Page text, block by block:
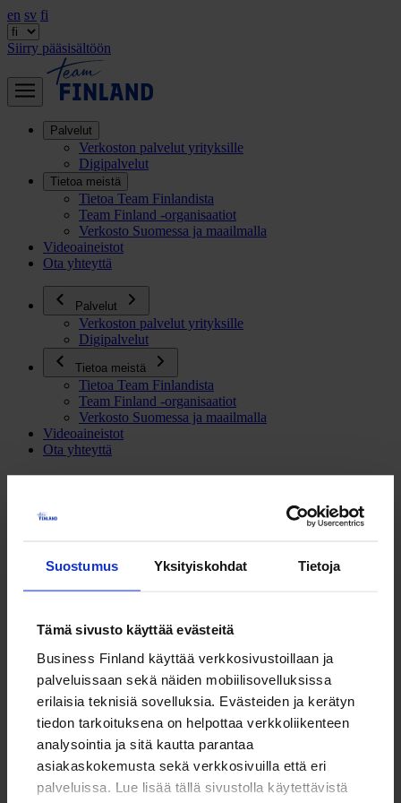
Suostumus Yksityiskohdat Tietoja
Tämä sivusto käyttää evästeitä
Business Finland käyttää verkkosivustoillaan ja
palveluissaan sekä näiden mobiilisovelluksissa
erilaisia teknisiä sovelluksia. Evästeiden ja kerätyn
tiedon tarkoituksena on helpottaa verkkoliikenteen
analysointia ja sitä kautta parantaa
asiakaskokemusta sekä verkkosivuilla että eri
palveluissa. Lue lisää tällä sivustolla käytettävistä
en sv fi
Siirry pääsisältöön
Palvelut
Verkoston palvelut yrityksille
Digipalvelut
Tietoa meistä
Tietoa Team Finlandista
Team Finland -organisaatiot
Verkosto Suomessa ja maailmalla
Videoaineistot
Ota yhteyttä
Palvelut
Verkoston palvelut yrityksille
Digipalvelut
Tietoa meistä
Tietoa Team Finlandista
Team Finland -organisaatiot
Verkosto Suomessa ja maailmalla
Videoaineistot
Ota yhteyttä
Team Finland
Kainuusta maailmalle
27.2.2019
Kajaanin ammattikorkeakoulu
Jaa sivu
Kainuusta maailmalle –tilaisuus kaikille kasvuhakuisille ja
kansainvälistymiseen pyrkiville yrityksille, yrittäjähenkisille sekä
yrittämisestä ja menestyksestä kiinnostuneille keskiviikkona